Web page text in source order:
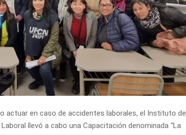
actuar en caso de accidentes laborales, el Instituto de
llevó a cabo una Capacitación denominada “La